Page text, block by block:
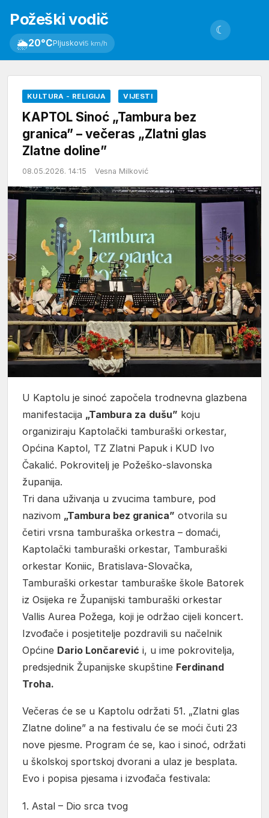
Požeški vodič
🌦20°CPljuskovi5 km/h
☾
KULTURA - RELIGIJA VIJESTI
KAPTOL Sinoć „Tambura bez
granica” – večeras „Zlatni glas
Zlatne doline”
08.05.2026. 14:15 Vesna Milković
U Kaptolu je sinoć započela trodnevna glazbena
manifestacija „Tambura za dušu” koju
organiziraju Kaptolački tamburaški orkestar,
Općina Kaptol, TZ Zlatni Papuk i KUD Ivo
Čakalić. Pokrovitelj je Požeško-slavonska
županija.
Tri dana uživanja u zvucima tambure, pod
nazivom „Tambura bez granica” otvorila su
četiri vrsna tamburaška orkestra – domaći,
Kaptolački tamburaški orkestar, Tamburaški
orkestar Koniic, Bratislava-Slovačka,
Tamburaški orkestar tamburaške škole Batorek
iz Osijeka re Županijski tamburaški orkestar
Vallis Aurea Požega, koji je održao cijeli koncert.
Izvođače i posjetitelje pozdravili su načelnik
Općine Dario Lončarević i, u ime pokrovitelja,
predsjednik Županijske skupštine Ferdinand
Troha.
Večeras će se u Kaptolu održati 51. „Zlatni glas
Zlatne doline” a na festivalu će se moći čuti 23
nove pjesme. Program će se, kao i sinoć, održati
u školskoj sportskoj dvorani a ulaz je besplata.
Evo i popisa pjesama i izvođača festivala:
1. Astal – Dio srca tvog